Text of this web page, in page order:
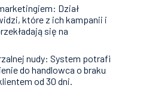
Dział
które z ich kampanii i
się na
nudy: System potrafi
do handlowca o braku
od 30 dni.